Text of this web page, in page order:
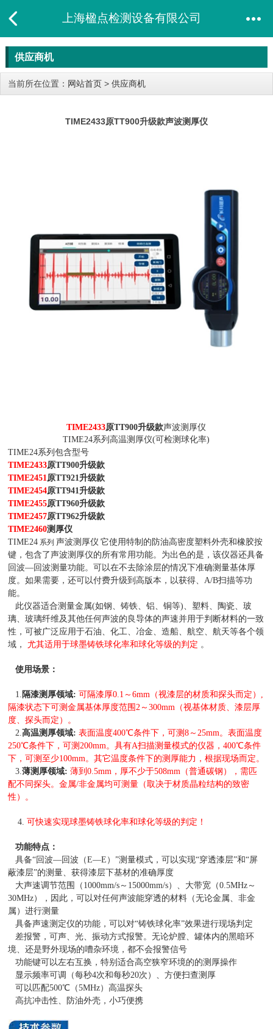
上海楹点检测设备有限公司
供应商机
当前所在位置： 网站首页 > 供应商机
TIME2433原TT900升级款​声波测厚仪​
TIME2433原TT900升级款声波测厚仪
TIME24系列高温测厚仪(可检测球化率)
TIME24系列包含型号
TIME2433原TT900升级款
TIME2451原TT921升级款
TIME2454原TT941升级款
TIME2455原TT960升级款
TIME2457原TT962升级款
TIME2460测厚仪
TIME24 系列 声波测厚仪 它使用特制的防油高密度塑料外壳和橡胶按
键，包含了声波测厚仪的所有常用功能。为出色的是，该仪器还具备
回波—回波测量功能。可以在不去除涂层的情况下准确测量基体厚
度。如果需要，还可以付费升级到高版本，以获得、A/B扫描等功
能。
此仪器适合测量金属(如钢、铸铁、铝、铜等)、塑料、陶瓷、玻
璃、玻璃纤维及其他任何声波的良导体的声速并用于判断材料的一致
性，可被广泛应用于石油、化工、冶金、造船、航空、航天等各个领
域，尤其适用于球墨铸铁球化率和球化等级的判定 。
使用场景：
1.隔漆测厚领域: 可隔漆厚0.1～6mm（视漆层的材质和探头而定）,
隔漆状态下可测金属基体厚度范围2～300mm（视基体材质、漆层厚
度、探头而定）。
2.高温测厚领域:表面温度400℃条件下，可测8～25mm。表面温度
250℃条件下，可测200mm。具有A扫描测量模式的仪器，400℃条件
下，可测至少100mm。其它温度条件下的测厚能力，根据现场而定。
3.薄测厚领域: 薄到0.5mm，厚不少于508mm（普通碳钢），需匹
配不同探头。金属/非金属均可测量（取决于材质晶粒结构的致密
性）。
4.可快速实现球墨铸铁球化率和球化等级的判定！
功能特点：
具备“回波—回波（E—E）”测量模式，可以实现“穿透漆层”和“屏
蔽漆层”的测量、获得漆层下基材的准确厚度
大声速调节范围（1000mm/s～15000mm/s）、大带宽（0.5MHz～
30MHz），因此，可以对任何声波能穿透的材料（无论金属、非金
属）进行测量
具备声速测定仪的功能，可以对“铸铁球化率”效果进行现场判定
差报警，可声、光、振动方式报警。无论炉膛、罐体内的黑暗环
境、还是野外现场的嘈杂环境，都不会报警信号
功能键可以左右互换，特别适合高空狭窄环境的的测厚操作
显示频率可调（每秒4次和每秒20次）、方便扫查测厚
可以匹配500℃（5MHz）高温探头
高抗冲击性、防油外壳，小巧便携